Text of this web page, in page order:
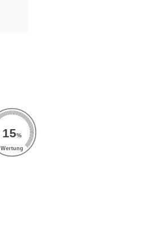
15%
Wertung